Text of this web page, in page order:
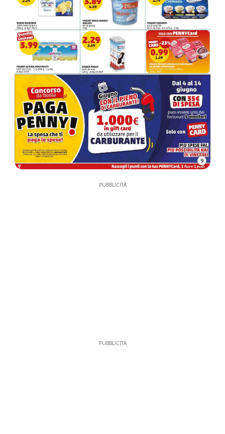
9
PUBBLICITÀ
PUBBLICITÀ